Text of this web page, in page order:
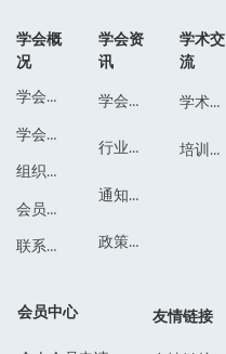
学会简介
学会章程
组织结构
会员通讯录
联系我们
学会概
况
学会动态
行业动态
通知公告
政策法规
学会资
讯
学术活动
培训会议
学术交
流
友情链接
会员中心